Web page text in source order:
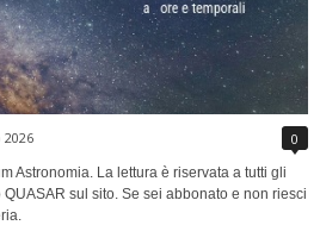
2026 0
Astronomia. La lettura è riservata a tutti gli
sul sito. Se sei abbonato e non riesci